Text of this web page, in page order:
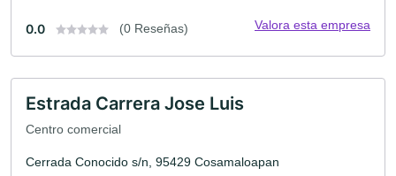
0.0 (0 Reseñas) Valora esta empresa
Estrada Carrera Jose Luis
Centro comercial
Cerrada Conocido s/n, 95429 Cosamaloapan